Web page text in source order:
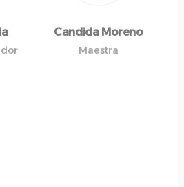
Candida Moreno
Maestra